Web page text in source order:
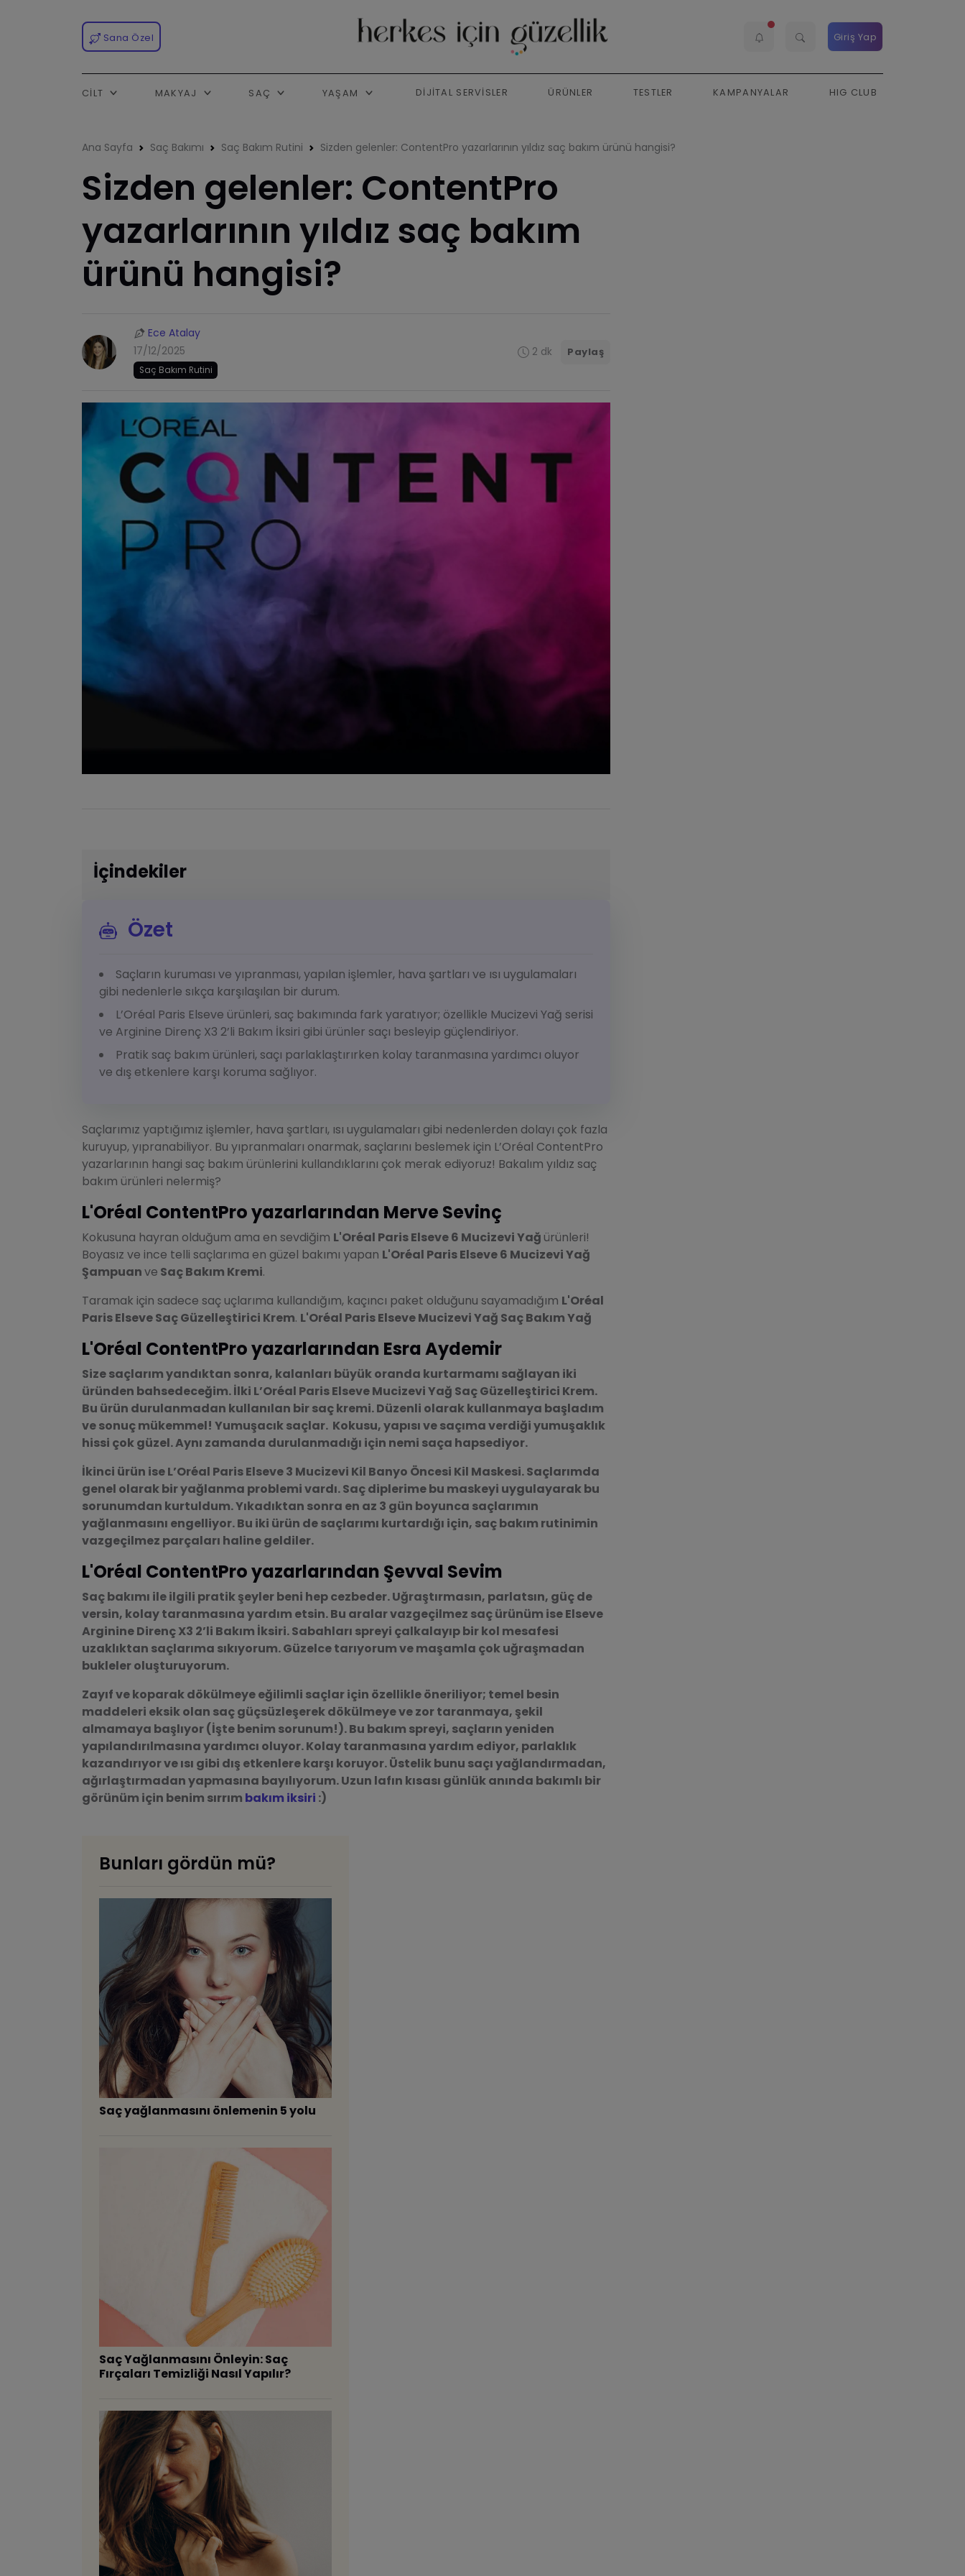
Sana Özel Giriş Yap
CILT MAKYAJ SAÇ YAŞAM DIJITAL SERVISLER ÜRÜNLER TESTLER KAMPANYALAR HIG CLUB
Ana Sayfa Saç Bakımı Saç Bakım Rutini Sizden gelenler: ContentPro yazarlarının yıldız saç bakım ürünü hangisi?
Sizden gelenler: ContentPro
yazarlarının yıldız saç bakım
ürünü hangisi?
Ece Atalay
17/12/2025
Saç Bakım Rutini
2 dk Paylaş
İçindekiler
Özet
Saçların kuruması ve yıpranması, yapılan işlemler, hava şartları ve ısı uygulamaları
gibi nedenlerle sıkça karşılaşılan bir durum.
L’Oréal Paris Elseve ürünleri, saç bakımında fark yaratıyor; özellikle Mucizevi Yağ serisi
ve Arginine Direnç X3 2’li Bakım İksiri gibi ürünler saçı besleyip güçlendiriyor.
Pratik saç bakım ürünleri, saçı parlaklaştırırken kolay taranmasına yardımcı oluyor
ve dış etkenlere karşı koruma sağlıyor.
Saçlarımız yaptığımız işlemler, hava şartları, ısı uygulamaları gibi nedenlerden dolayı çok fazla
kuruyup, yıpranabiliyor. Bu yıpranmaları onarmak, saçlarını beslemek için L’Oréal ContentPro
yazarlarının hangi saç bakım ürünlerini kullandıklarını çok merak ediyoruz! Bakalım yıldız saç
bakım ürünleri nelermiş?
L'Oréal ContentPro yazarlarından Merve Sevinç
Kokusuna hayran olduğum ama en sevdiğim L'Oréal Paris Elseve 6 Mucizevi Yağ ürünleri!
Boyasız ve ince telli saçlarıma en güzel bakımı yapan L'Oréal Paris Elseve 6 Mucizevi Yağ
Şampuanve Saç Bakım Kremi.
Taramak için sadece saç uçlarıma kullandığım, kaçıncı paket olduğunu sayamadığım L'Oréal
Paris Elseve Saç Güzelleştirici Krem. L'Oréal Paris Elseve Mucizevi Yağ Saç Bakım Yağ
L'Oréal ContentPro yazarlarından Esra Aydemir
Size saçlarım yandıktan sonra, kalanları büyük oranda kurtarmamı sağlayan iki
üründen bahsedeceğim. İlki L’Oréal Paris Elseve Mucizevi Yağ Saç Güzelleştirici Krem.
Bu ürün durulanmadan kullanılan bir saç kremi. Düzenli olarak kullanmaya başladım
ve sonuç mükemmel! Yumuşacık saçlar. Kokusu, yapısı ve saçıma verdiği yumuşaklık
hissi çok güzel. Aynı zamanda durulanmadığı için nemi saça hapsediyor.
İkinci ürün iseL’Oréal Paris Elseve 3 Mucizevi Kil Banyo Öncesi Kil Maskesi. Saçlarımda
genel olarak bir yağlanma problemi vardı. Saç diplerime bu maskeyi uygulayarak bu
sorunumdan kurtuldum. Yıkadıktan sonra en az 3 gün boyunca saçlarımın
yağlanmasını engelliyor. Bu iki ürün de saçlarımı kurtardığı için, saç bakım rutinimin
vazgeçilmez parçaları haline geldiler.
L'Oréal ContentPro yazarlarından Şevval Sevim
Saç bakımı ile ilgili pratik şeyler beni hep cezbeder. Uğraştırmasın, parlatsın, güç de
versin, kolay taranmasına yardım etsin. Bu aralar vazgeçilmez saç ürünüm iseElseve
Arginine Direnç X3 2’li Bakım İksiri. Sabahları spreyi çalkalayıp bir kol mesafesi
uzaklıktan saçlarıma sıkıyorum. Güzelce tarıyorum ve maşamla çok uğraşmadan
bukleler oluşturuyorum.
Zayıf ve koparak dökülmeye eğilimli saçlar için özellikle öneriliyor; temel besin
maddeleri eksik olan saç güçsüzleşerek dökülmeye ve zor taranmaya, şekil
almamaya başlıyor (İşte benim sorunum!). Bu bakım spreyi, saçların yeniden
yapılandırılmasına yardımcı oluyor. Kolay taranmasına yardım ediyor, parlaklık
kazandırıyor ve ısı gibi dış etkenlere karşı koruyor. Üstelik bunu saçı yağlandırmadan,
ağırlaştırmadan yapmasına bayılıyorum. Uzun lafın kısası günlük anında bakımlı bir
görünüm için benim sırrım bakım iksiri :)
Bunları gördün mü?
Saç yağlanmasını önlemenin 5 yolu
Saç Yağlanmasını Önleyin: Saç
Fırçaları Temizliği Nasıl Yapılır?